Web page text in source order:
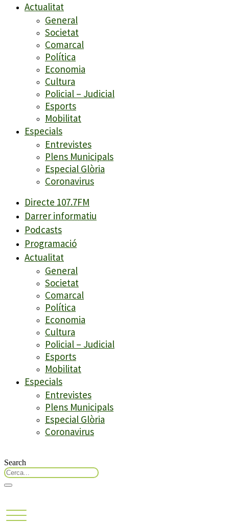
Actualitat
General
Societat
Comarcal
Política
Economia
Cultura
Policial – Judicial
Esports
Mobilitat
Especials
Entrevistes
Plens Municipals
Especial Glòria
Coronavirus
Directe 107.7FM
Darrer informatiu
Podcasts
Programació
Actualitat
General
Societat
Comarcal
Política
Economia
Cultura
Policial – Judicial
Esports
Mobilitat
Especials
Entrevistes
Plens Municipals
Especial Glòria
Coronavirus
Search